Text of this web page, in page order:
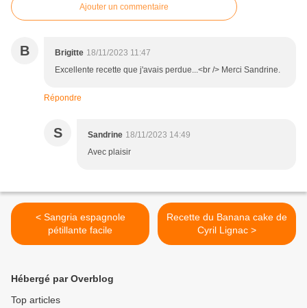
Ajouter un commentaire
B Brigitte 18/11/2023 11:47
Excellente recette que j'avais perdue...<br /> Merci Sandrine.
Répondre
S Sandrine 18/11/2023 14:49
Avec plaisir
< Sangria espagnole
pétillante facile
Recette du Banana cake de
Cyril Lignac >
Hébergé par Overblog
Top articles